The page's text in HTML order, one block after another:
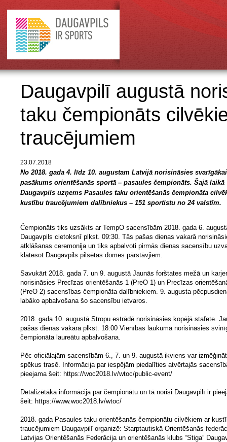
Daugavpilī augustā
taku čempionāts
traucējumiem
23.07.2018
No 2018. gada 4. līdz 10. augustam Latvijā norisināsies
pasākums orientēšanās sportā – pasaules čempionāts. Šajā laikā
Daugavpils uzņems Pasaules taku orientēšanās čempionāta
kustību traucējumiem dalībniekus – 151 sportistu no 24 valstīm.
Čempionāts tiks uzsākts ar TempO sacensībām 2018. gada 6.
Daugavpils cietoksnī plkst. 09:30. Tās pašas dienas vakarā
atklāšanas ceremonija un tiks apbalvoti pirmās dienas sacensību
klātesot Daugavpils pilsētas domes pārstāvjiem.
Savukārt 2018. gada 7. un 9. augustā Jaunās forštates mežā un
norisināsies Precīzas orientēšanās 1 (PreO 1) un Precīzas
(PreO 2) sacensības čempionāta dalībniekiem. 9. augusta
labāko apbalvošana šo sacensību ietvaros.
2018. gada 10. augustā Stropu estrādē norisināsies kopējā stafete.
pašas dienas vakarā plkst. 18:00 Vienības laukumā norisināsies
čempionāta laureātu apbalvošana.
Pēc oficiālajām sacensībām 6., 7. un 9. augustā ikviens var
spēkus trasē. Informācija par iespējām piedalīties atvērtajās
pieejama šeit: https://woc2018.lv/wtoc/public-event/
Detalizētāka informācija par čempionātu un tā norisi Daugavpilī ir
šeit: https://www.woc2018.lv/wtoc/
2018. gada Pasaules taku orientēšanās čempionātu cilvēkiem ar
traucējumiem Daugavpilī organizē: Starptautiskā Orientēšanās
Latvijas Orientēšanās Federācija un orientēšanās klubs “Stiga”